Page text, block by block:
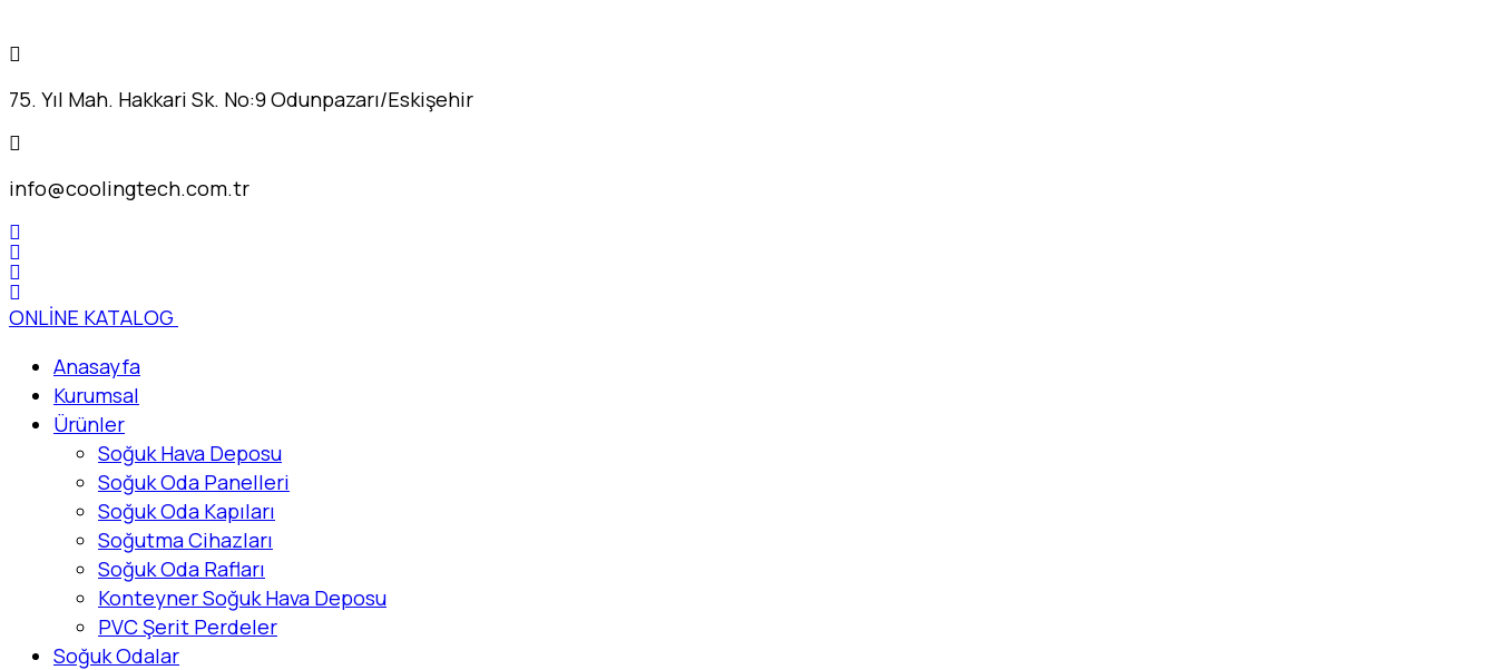
75. Yıl Mah. Hakkari Sk. No:9 Odunpazarı/Eskişehir
info@coolingtech.com.tr
ONLİNE KATALOG
Anasayfa
Kurumsal
Ürünler
Soğuk Hava Deposu
Soğuk Oda Panelleri
Soğuk Oda Kapıları
Soğutma Cihazları
Soğuk Oda Rafları
Konteyner Soğuk Hava Deposu
PVC Şerit Perdeler
Soğuk Odalar